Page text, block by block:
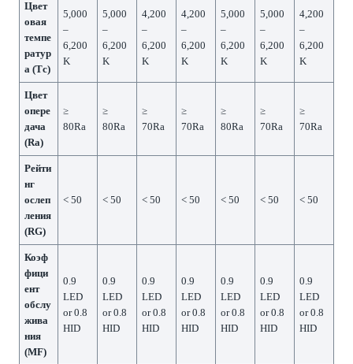
Цвет
овая
темпе
ратур
а (Тс)
5,000
–
6,200
K
5,000
–
6,200
K
4,200
–
6,200
K
4,200
–
6,200
K
5,000
–
6,200
K
5,000
–
6,200
K
4,200
–
6,200
K
Цвет
опере
дача
(Ra)
≥
80Ra
≥
80Ra
≥
70Ra
≥
70Ra
≥
80Ra
≥
70Ra
≥
70Ra
Рейти
нг
ослеп
ления
(RG)
< 50 < 50 < 50 < 50 < 50 < 50 < 50
Коэф
фици
ент
обслу
жива
ния
(MF)
0.9
LED
or 0.8
HID
0.9
LED
or 0.8
HID
0.9
LED
or 0.8
HID
0.9
LED
or 0.8
HID
0.9
LED
or 0.8
HID
0.9
LED
or 0.8
HID
0.9
LED
or 0.8
HID